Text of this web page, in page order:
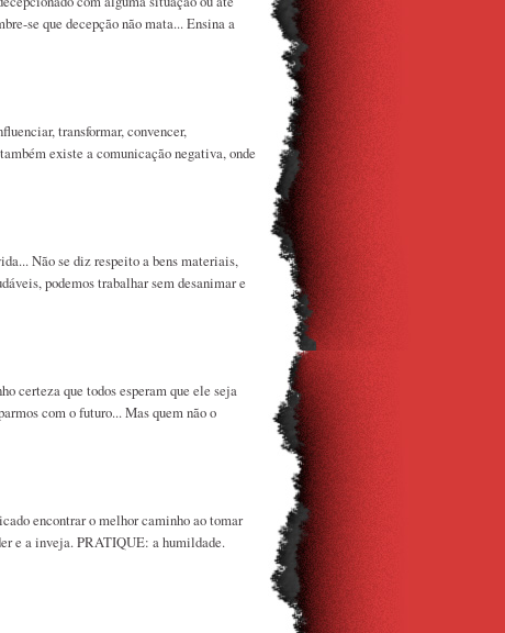
se que decepção não mata... Ensina a
transformar, convencer,
existe a comunicação negativa, onde
Não se diz respeito a bens materiais,
podemos trabalhar sem desanimar e
certeza que todos esperam que ele seja
com o futuro... Mas quem não o
encontrar o melhor caminho ao tomar
e a inveja. PRATIQUE: a humildade.